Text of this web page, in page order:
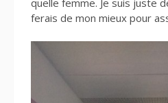
quelle femme. Je suis juste
ferais de mon mieux pour